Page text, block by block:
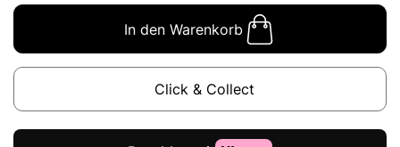
In den Warenkorb
Click & Collect